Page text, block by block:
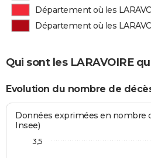
Département où les
Département où les
Qui sont les LARAVOIRE
Evolution du nombre de
Données exprimées en nombre
Insee)
3,5